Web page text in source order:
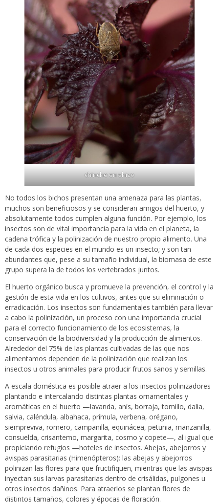
chinche en shizo
No todos los bichos presentan una amenaza para las plantas,
muchos son beneficiosos y se consideran amigos del huerto, y
absolutamente todos cumplen alguna función. Por ejemplo, los
insectos son de vital importancia para la vida en el planeta, la
cadena trófica y la polinización de nuestro propio alimento. Una
de cada dos especies en el mundo es un insecto; y son tan
abundantes que, pese a su tamaño individual, la biomasa de este
grupo supera la de todos los vertebrados juntos.
El huerto orgánico busca y promueve la prevención, el control y la
gestión de esta vida en los cultivos, antes que su eliminación o
erradicación. Los insectos son fundamentales también para llevar
a cabo la polinización, un proceso con una importancia crucial
para el correcto funcionamiento de los ecosistemas, la
conservación de la biodiversidad y la producción de alimentos.
Alrededor del 75% de las plantas cultivadas de las que nos
alimentamos dependen de la polinización que realizan los
insectos u otros animales para producir frutos sanos y semillas.
A escala doméstica es posible atraer a los insectos polinizadores
plantando e intercalando distintas plantas ornamentales y
aromáticas en el huerto —lavanda, anís, borraja, tomillo, dalia,
salvia, caléndula, albahaca, prímula, verbena, orégano,
siempreviva, romero, campanilla, equinácea, petunia, manzanilla,
consuelda, crisantemo, margarita, cosmo y copete—, al igual que
propiciando refugios —hoteles de insectos. Abejas, abejorros y
avispas parasitarias (Himenópteros): las abejas y abejorros
polinizan las flores para que fructifiquen, mientras que las avispas
inyectan sus larvas parasitarias dentro de crisálidas, pulgones u
otros insectos dañinos. Para atraerlos se plantan flores de
distintos tamaños, colores y épocas de floración.